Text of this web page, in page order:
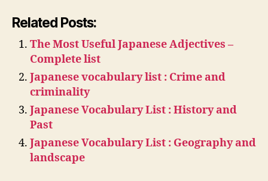
Related Posts:
The Most Useful Japanese Adjectives –
Complete list
Japanese vocabulary list : Crime and
criminality
Japanese Vocabulary List : History and
Past
Japanese Vocabulary List : Geography and
landscape